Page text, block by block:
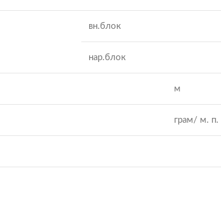
вн.блок
нар.блок
м
грам/ м. п.